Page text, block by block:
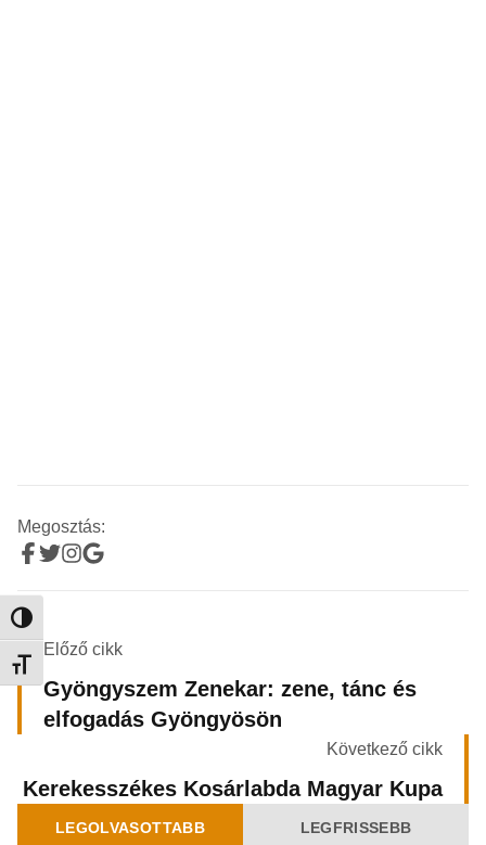
Nagy kontraszt váltása
Betűméret váltása
Megosztás:
Előző cikk
Gyöngyszem Zenekar: zene, tánc és
elfogadás Gyöngyösön
Következő cikk
Kerekesszékes Kosárlabda Magyar Kupa
LEGOLVASOTTABB LEGFRISSEBB